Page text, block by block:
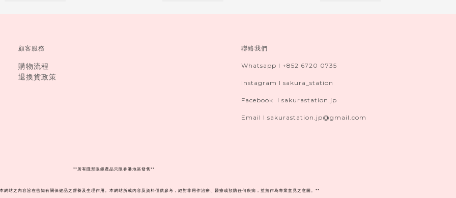
顧客服務
購物流程
退換貨政策
聯絡我們
Whatsapp I +852 6720 0735
Instagram I sakura_station
Facebook I sakurastation.jp
Email I sakurastation.jp@gmail.com
** 所有隱形眼鏡產品只限香港地區發售**
網站之內容旨在告知有關保健品之營養及生理作用。本網站所載內容及資料僅供參考，絕對非用作治療、醫療或預防任何疾病，並無作為專業意見之意圖。**